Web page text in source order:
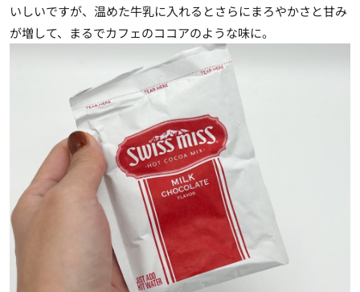
いしいですが、温めた牛乳に入れるとさらにまろやかさと甘み
が増して、まるでカフェのココアのような味に。